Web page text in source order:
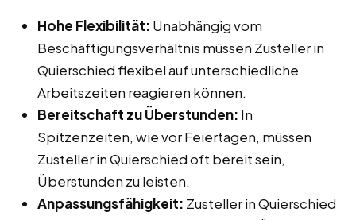
Hohe Flexibilität: Unabhängig vom
Beschäftigungsverhältnis müssen Zusteller in
Quierschied flexibel auf unterschiedliche
Arbeitszeiten reagieren können.
Bereitschaft zu Überstunden: In
Spitzenzeiten, wie vor Feiertagen, müssen
Zusteller in Quierschied oft bereit sein,
Überstunden zu leisten.
Anpassungsfähigkeit: Zusteller in Quierschied